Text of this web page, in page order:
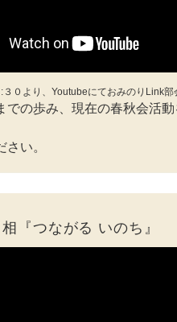
３０より、YoutubeにておみのりLink
での歩み、現在の春秋会活
い。
『つながる いのち』